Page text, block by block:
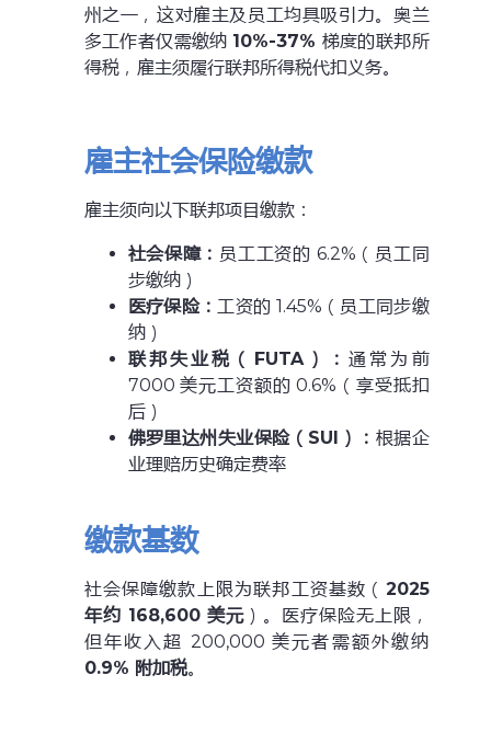
州之一，这对雇主及员工均具吸引力。奥兰
多工作者仅需缴纳 10%-37% 梯度的联邦所
得税，雇主须履行联邦所得税代扣义务。
雇主社会保险缴款
雇主须向以下联邦项目缴款：
社会保障： 员工工资的 6.2%（员工同
步缴纳）
医疗保险： 工资的 1.45%（员工同步缴
纳）
联邦失业税（FUTA）： 通常为前
7000 美元工资额的 0.6%（享受抵扣
后）
佛罗里达州失业保险（SUI）： 根据企
业理赔历史确定费率
缴款基数
社会保障缴款上限为联邦工资基数（ 2025
年约 168,600 美元）。医疗保险无上限，
但年收入超 200,000 美元者需额外缴纳
0.9% 附加税。